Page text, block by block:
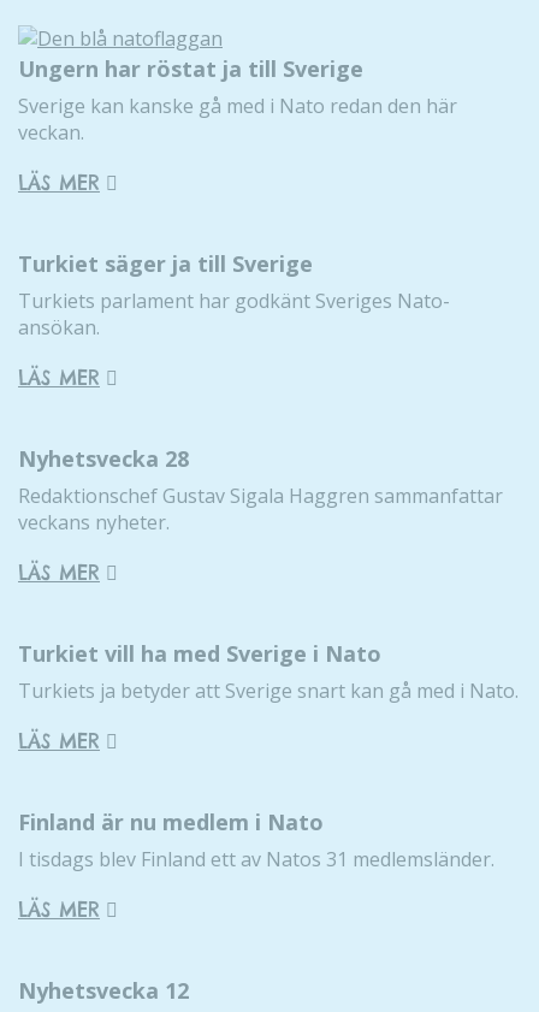
Ungern har röstat ja till Sverige
Sverige kan kanske gå med i Nato redan den här
veckan.
LÄS MER
Turkiet säger ja till Sverige
Turkiets parlament har godkänt Sveriges Nato-
ansökan.
LÄS MER
Nyhetsvecka 28
Redaktionschef Gustav Sigala Haggren sammanfattar
veckans nyheter.
LÄS MER
Turkiet vill ha med Sverige i Nato
Turkiets ja betyder att Sverige snart kan gå med i Nato.
LÄS MER
Finland är nu medlem i Nato
I tisdags blev Finland ett av Natos 31 medlemsländer.
LÄS MER
Nyhetsvecka 12